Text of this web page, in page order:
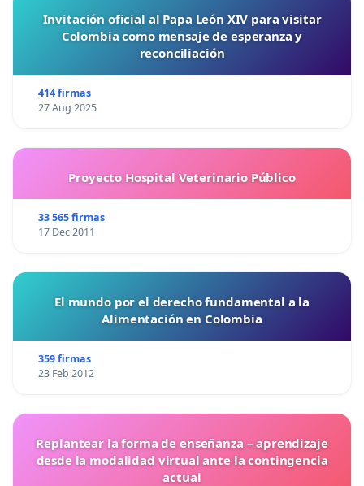
Invitación oficial al Papa León XIV para visitar
Colombia como mensaje de esperanza y
reconciliación
414 firmas
27 Aug 2025
Proyecto Hospital Veterinario Público
33 565 firmas
17 Dec 2011
El mundo por el derecho fundamental a la
Alimentación en Colombia
359 firmas
23 Feb 2012
Replantear la forma de enseñanza – aprendizaje
desde la modalidad virtual ante la contingencia
actual